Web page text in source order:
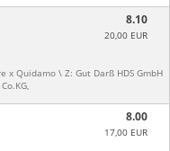
x Quidamo \ Z: Gut Darß HDS GmbH
8.10
20,00 EUR
8.00
17,00 EUR